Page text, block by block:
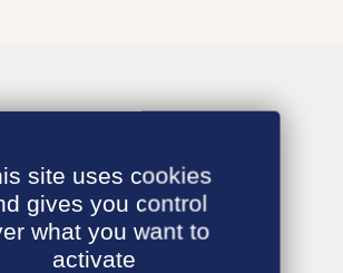
site uses cookies
gives you control
what you want to
activate